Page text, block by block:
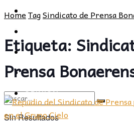
POLÍTICA
CULTURA
OPINIÓN
Sin Resultados
PROVINCIA
SOCIEDAD
CULTURA
OPINIÓN
HomeTagSindicato de Prensa
Etiqueta:
Prensa